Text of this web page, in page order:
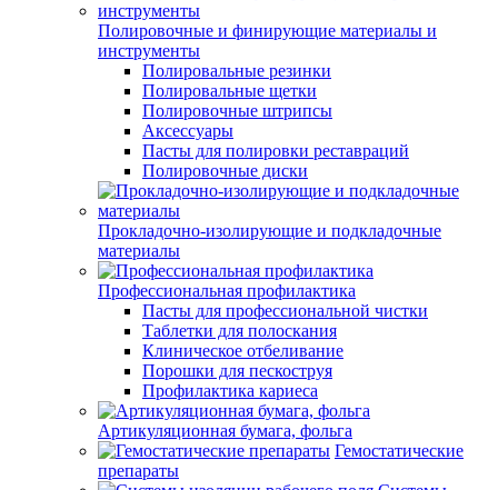
Полировочные и финирующие материалы и
инструменты
Полировальные резинки
Полировальные щетки
Полировочные штрипсы
Аксессуары
Пасты для полировки реставраций
Полировочные диски
Прокладочно-изолирующие и подкладочные
материалы
Профессиональная профилактика
Пасты для профессиональной чистки
Таблетки для полоскания
Клиническое отбеливание
Порошки для пескоструя
Профилактика кариеса
Артикуляционная бумага, фольга
Гемостатические
препараты